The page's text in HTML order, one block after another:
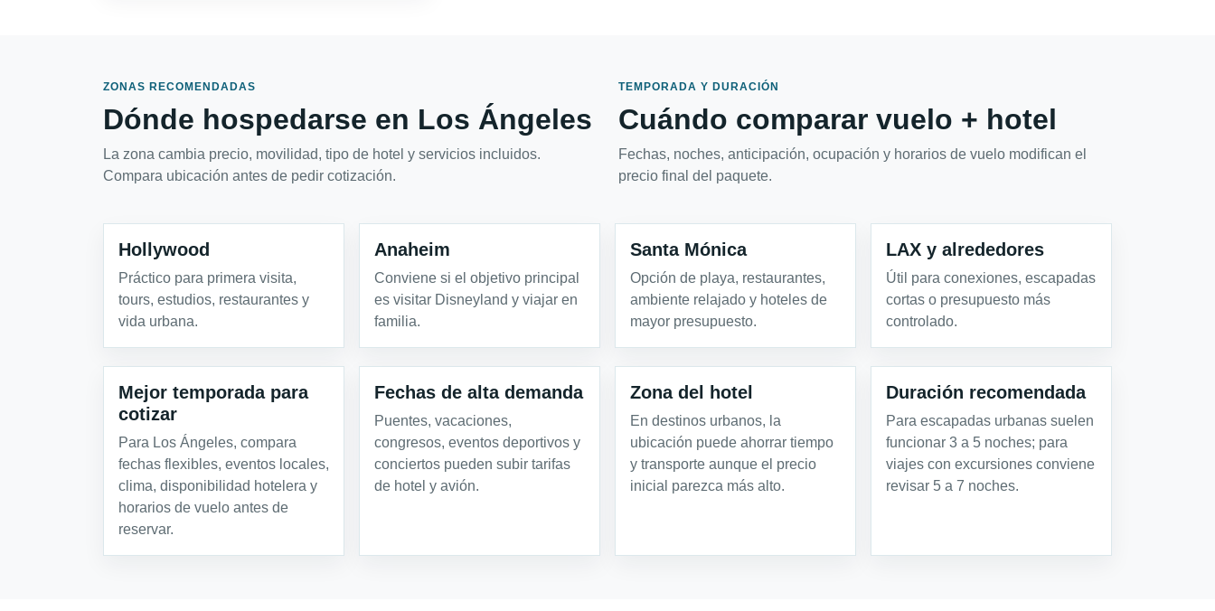
ZONAS RECOMENDADAS
Dónde hospedarse en Los Ángeles
La zona cambia precio, movilidad, tipo de hotel y servicios incluidos.
Compara ubicación antes de pedir cotización.
TEMPORADA Y DURACIÓN
Cuándo comparar vuelo + hotel
Fechas, noches, anticipación, ocupación y horarios de vuelo modifican el
precio final del paquete.
Hollywood
Práctico para primera visita,
tours, estudios, restaurantes y
vida urbana.
Anaheim
Conviene si el objetivo principal
es visitar Disneyland y viajar en
familia.
Santa Mónica
Opción de playa, restaurantes,
ambiente relajado y hoteles de
mayor presupuesto.
LAX y alrededores
Útil para conexiones, escapadas
cortas o presupuesto más
controlado.
Mejor temporada para
cotizar
Para Los Ángeles, compara
fechas flexibles, eventos locales,
clima, disponibilidad hotelera y
horarios de vuelo antes de
reservar.
Fechas de alta demanda
Puentes, vacaciones,
congresos, eventos deportivos y
conciertos pueden subir tarifas
de hotel y avión.
Zona del hotel
En destinos urbanos, la
ubicación puede ahorrar tiempo
y transporte aunque el precio
inicial parezca más alto.
Duración recomendada
Para escapadas urbanas suelen
funcionar 3 a 5 noches; para
viajes con excursiones conviene
revisar 5 a 7 noches.